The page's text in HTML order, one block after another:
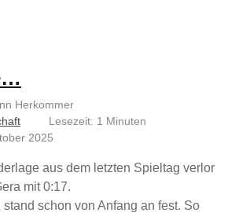
Herkommer
Lesezeit: 1 Minuten
2025
aus dem letzten Spieltag verlor
mit 0:17.
schon von Anfang an fest. So